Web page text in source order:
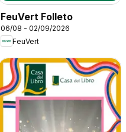
FeuVert Folleto
06/08 - 02/09/2026
FeuVert